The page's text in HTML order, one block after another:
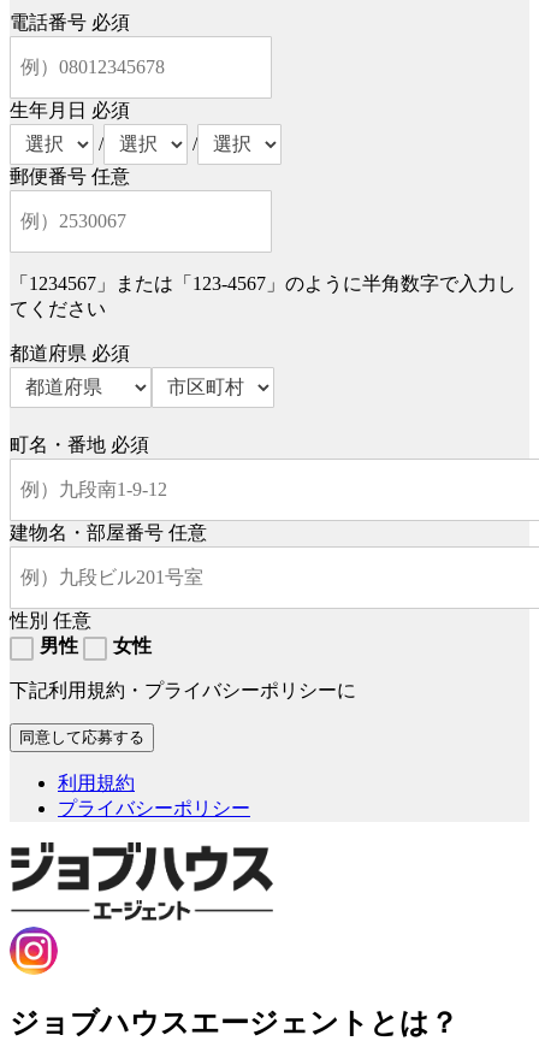
電話番号 必須
生年月日 必須
/
/
郵便番号 任意
「1234567」または「123-4567」のように半角数字で入力し
てください
都道府県 必須
町名・番地 必須
建物名・部屋番号 任意
性別 任意
男性
女性
下記利用規約・プライバシーポリシーに
利用規約
プライバシーポリシー
ジョブハウスエージェントとは？